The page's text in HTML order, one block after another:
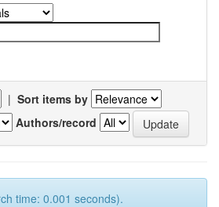
| Sort items by
Authors/record
time: 0.001 seconds).